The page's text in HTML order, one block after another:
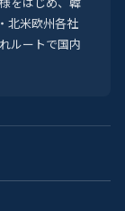
北米欧州各社
ルートで国内